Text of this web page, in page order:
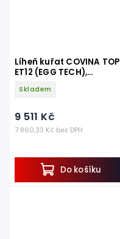
Líheň kuřat COVINA TOP
ET12 (EGG TECH),
dolíhní WIFI
Skladem
7 860,33 Kč bez DPH
9 511 Kč
Do košíku